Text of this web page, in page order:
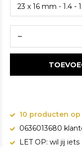
10 producten
0636013680
LET OP: wil jij